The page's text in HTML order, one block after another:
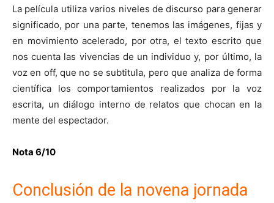
La película utiliza varios niveles de discurso para generar
significado, por una parte, tenemos las imágenes, fijas y
en movimiento acelerado, por otra, el texto escrito que
nos cuenta las vivencias de un individuo y, por último, la
voz en off, que no se subtitula, pero que analiza de forma
científica los comportamientos realizados por la voz
escrita, un diálogo interno de relatos que chocan en la
mente del espectador.
Nota 6/10
Conclusión de la novena jornada